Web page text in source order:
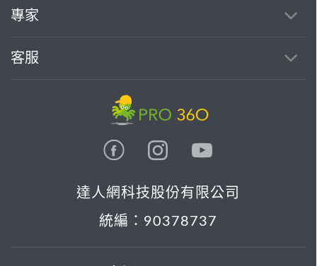
專家
客服
達人網科技股份有限公司
統編：90378737